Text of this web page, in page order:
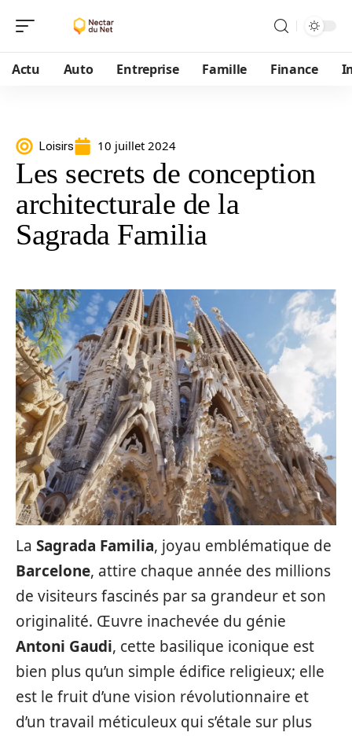
Actu Auto Entreprise Famille Finance
Loisirs 10 juillet 2024
Les secrets de conception
architecturale de la
Sagrada Familia
La Sagrada Familia, joyau emblématique de
Barcelone, attire chaque année des millions
de visiteurs fascinés par sa grandeur et son
originalité. Œuvre inachevée du génie
Antoni Gaudi, cette basilique iconique est
bien plus qu’un simple édifice religieux; elle
est le fruit d’une vision révolutionnaire et
d’un travail méticuleux qui s’étale sur plus